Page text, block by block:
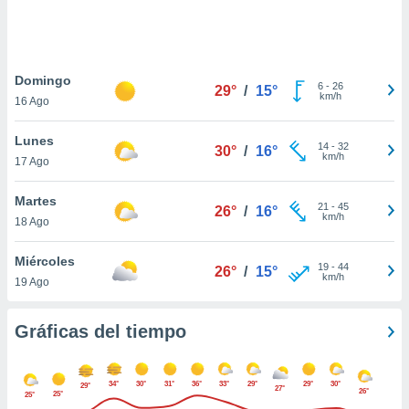
únicos
similares
como
sitio
de
posible
en
a lo que
Para
Domingo
16 Ago
29° / 15° 6- 26
km/h
Lunes
17 Ago
30° / 16° 14- 32
km/h
Martes
18 Ago
26° / 16° 21 - 45
km/h
Miércoles
19 Ago
26° / 15° 19- 44
km/h
Gráficas del tiempo
25° 25°
29° 34° 30° 31° 36° 33° 29°
27°
29°
30°
26°